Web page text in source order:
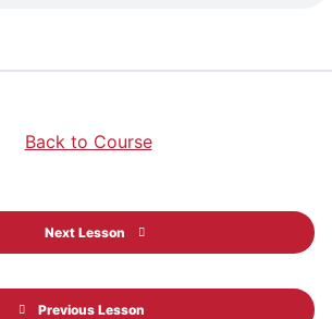
Previous Lesson
Back to Course
Next Lesson